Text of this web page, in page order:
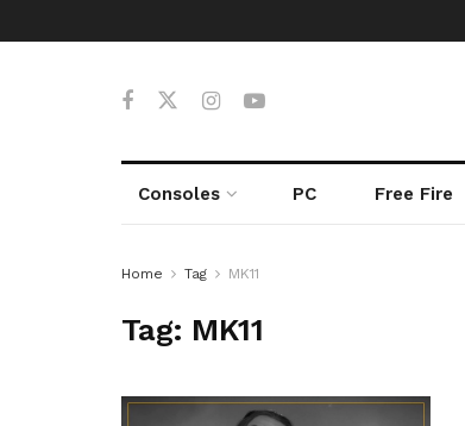
Consoles PC Free Fire
Home Tag MK11
Tag: MK11